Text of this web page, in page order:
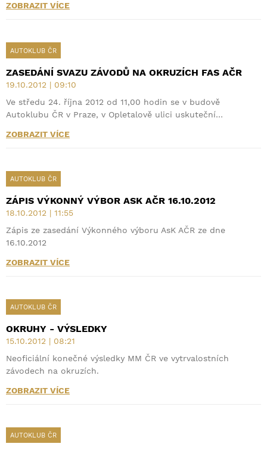
ZOBRAZIT VÍCE
AUTOKLUB ČR
ZASEDÁNÍ SVAZU ZÁVODŮ NA OKRUZÍCH FAS AČR
19.10.2012 | 09:10
Ve středu 24. října 2012 od 11,00 hodin se v budově
Autoklubu ČR v Praze, v Opletalově ulici uskuteční…
ZOBRAZIT VÍCE
AUTOKLUB ČR
ZÁPIS VÝKONNÝ VÝBOR ASK AČR 16.10.2012
18.10.2012 | 11:55
Zápis ze zasedání Výkonného výboru AsK AČR ze dne
16.10.2012
ZOBRAZIT VÍCE
AUTOKLUB ČR
OKRUHY - VÝSLEDKY
15.10.2012 | 08:21
Neoficiální konečné výsledky MM ČR ve vytrvalostních
závodech na okruzích.
ZOBRAZIT VÍCE
AUTOKLUB ČR